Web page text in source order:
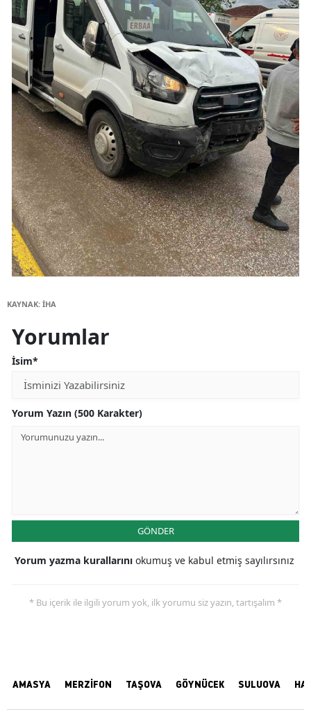
KAYNAK: İHA
Yorumlar
İsim*
Yorum Yazın (500 Karakter)
GÖNDER
Yorum yazma kurallarını okumuş ve kabul etmiş sayılırsınız
* Bu içerik ile ilgili yorum yok, ilk yorumu siz yazın, tartışalım *
AMASYA MERZİFON TAŞOVA GÖYNÜCEK SULUOVA